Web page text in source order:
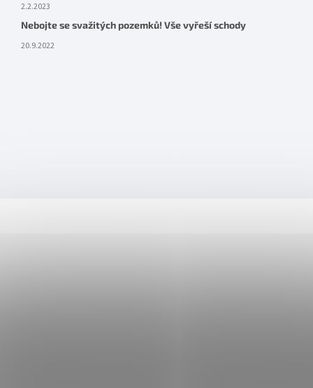
2.2.2023
Nebojte se svažitých pozemků! Vše vyřeší schody
20.9.2022